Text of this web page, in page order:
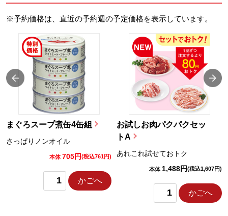
※予約価格は、直近の予約週の予定価格を表示しています。
まぐろスープ煮缶4缶組
さっぱりノンオイル
本体 705円(税込761円)
かごへ
お試しお肉パクパクセッ
トA
あれこれ試せておトク
本体 1,488円(税込1,607円)
かごへ